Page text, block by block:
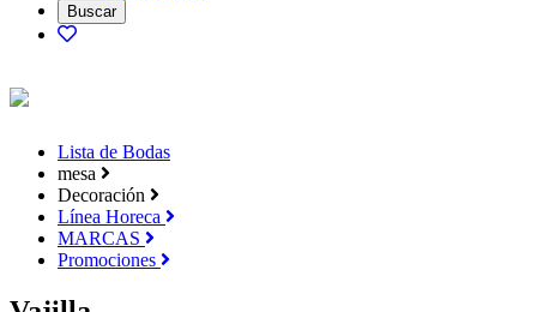
Lista de Bodas
mesa
Decoración
Línea Horeca
MARCAS
Promociones